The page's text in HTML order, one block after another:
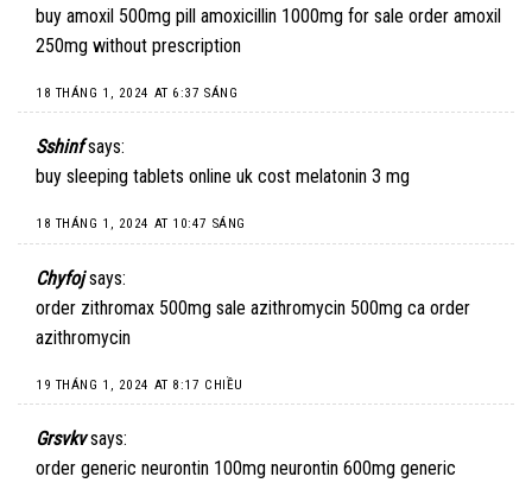
buy amoxil 500mg pill amoxicillin 1000mg for sale order amoxil
250mg without prescription
18 THÁNG 1, 2024 AT 6:37 SÁNG
Sshinf says:
buy sleeping tablets online uk cost melatonin 3 mg
18 THÁNG 1, 2024 AT 10:47 SÁNG
Chyfoj says:
order zithromax 500mg sale azithromycin 500mg ca order
azithromycin
19 THÁNG 1, 2024 AT 8:17 CHIỀU
Grsvkv says:
order generic neurontin 100mg neurontin 600mg generic